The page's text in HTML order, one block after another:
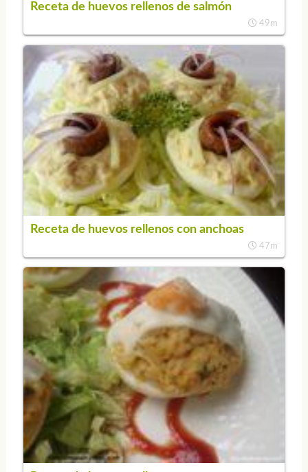
Receta de huevos rellenos de salmón
49m
Receta de huevos rellenos con anchoas
47m